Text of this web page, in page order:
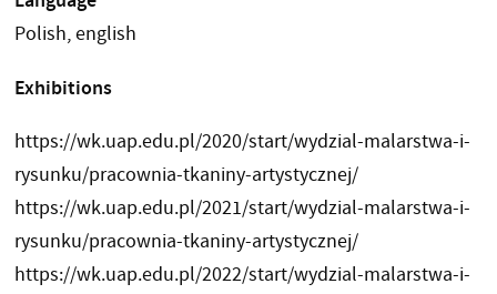
Polish, english
Exhibitions
https://wk.uap.edu.pl/2020/start/wydzial-malarstwa-i-
rysunku/pracownia-tkaniny-artystycznej/
https://wk.uap.edu.pl/2021/start/wydzial-malarstwa-i-
rysunku/pracownia-tkaniny-artystycznej/
https://wk.uap.edu.pl/2022/start/wydzial-malarstwa-i-